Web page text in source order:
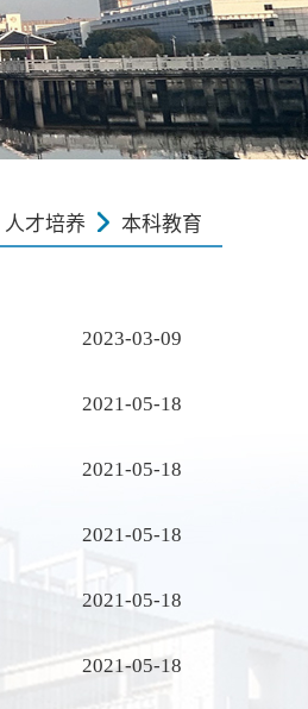
人才培养 本科教育
2023-03-09
2021-05-18
2021-05-18
2021-05-18
2021-05-18
2021-05-18